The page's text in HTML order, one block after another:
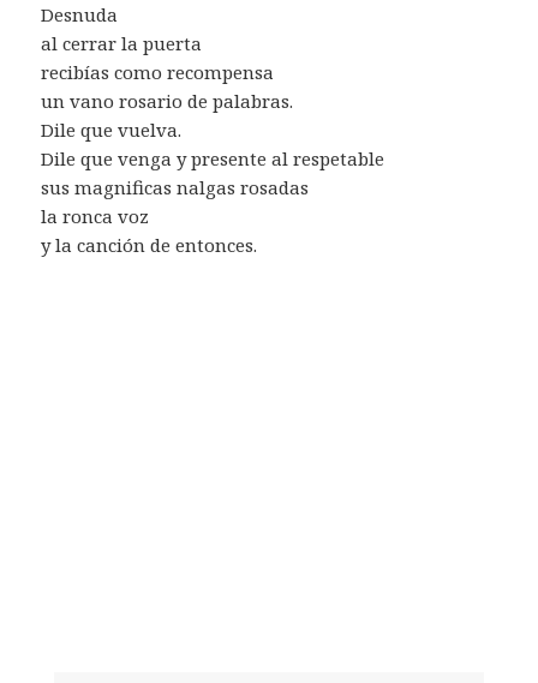
Desnuda
al cerrar la puerta
recibías como recompensa
un vano rosario de palabras.
Dile que vuelva.
Dile que venga y presente al respetable
sus magnificas nalgas rosadas
la ronca voz
y la canción de entonces.